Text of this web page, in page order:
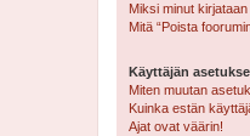
Miksi minut
Mitä “Poista
Käyttäjän
Miten muutan
Kuinka estän
Ajat ovat väärin!